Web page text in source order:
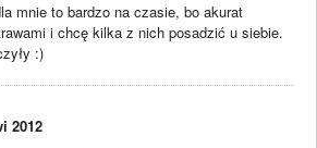
mnie to bardzo na czasie, bo akurat
i chcę kilka z nich posadzić u siebie.
:)
2012